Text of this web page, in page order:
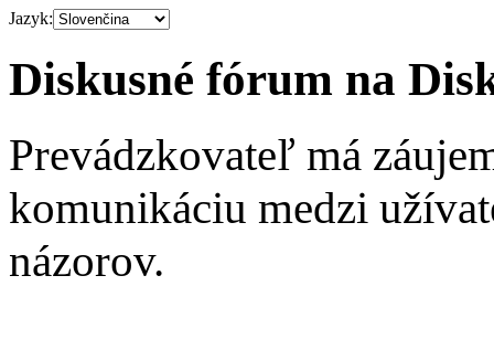
Jazyk:
Diskusné fórum na
Prevádzkovateľ má
komunikáciu medzi
názorov.